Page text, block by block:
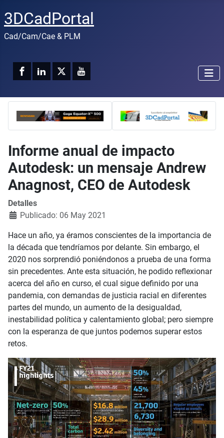
3DCadPortal
Cad/Cam/Cae & PLM
Informe anual de impacto
Autodesk: un mensaje Andrew
Anagnost, CEO de Autodesk
Detalles
Publicado: 06 May 2021
Hace un año, ya éramos conscientes de la importancia de
la década que tendríamos por delante. Sin embargo, el
2020 nos sorprendió poniéndonos a prueba de una forma
sin precedentes. Ante esta situación, he podido reflexionar
acerca del año en curso, el cual sigue definido por una
pandemia, con demandas de justicia racial en diferentes
partes del mundo, un aumento de la desigualdad,
inestabilidad política y calentamiento global; pero siempre
con la esperanza de que juntos podemos superar estos
retos.